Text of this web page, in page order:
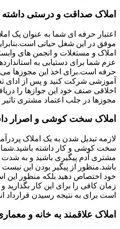
املاک صداقت و درستی داشته
اعتبار حرفه ای شما به عنوان یک
موفق در این شغل حیاتی
املاک و مستغلات و انجمن های
عزم شما برای دستیابی به
حرفه است.برای اخذ این مجوزها
آموزشی شرکت کنید و پس از ادای
اخلاقی صنف خود این جوازها را
مجوزها در جلب اعتماد مشتری تاثیر
املاک سخت کوشی و اصرار
لازمه تبدیل شدن به یک املاک
سخت کوشی و کار داشته باشید.شما
مشتری آدم پیگیری باشید و به شدت
باشد.منظور از پیگیر بودن این
خود اختصاص دهید بلکه منظور این
زمان کافی را برای این کار بگذارید
است برای به نتیجه رسیدن قرارداد
املاک علاقمند به خانه و